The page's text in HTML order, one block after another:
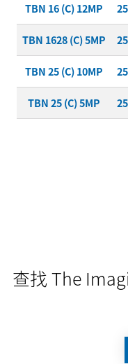
TBN 16 (C) 12MP
TBN 1628 (C) 5MP
TBN 25 (C) 10MP
TBN 25 (C) 5MP
查找 The